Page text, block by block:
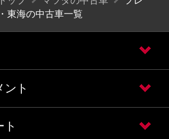
東海の中古車一覧
ト